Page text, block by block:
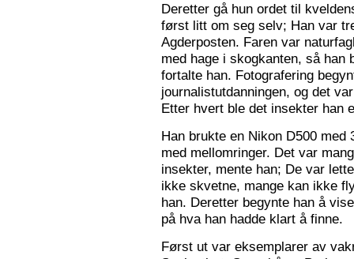
Deretter gå hun ordet til
først litt om seg selv; Han var
Agderposten. Faren var
med hage i skogkanten, så han
fortalte han. Fotografering
journalistutdanningen, og det
Etter hvert ble det insekter han
Han brukte en Nikon D500
med mellomringer. Det var
insekter, mente han; De var
ikke skvetne, mange kan ikke
han. Deretter begynte han å
på hva han hadde klart å finne.
Først ut var eksemplarer av